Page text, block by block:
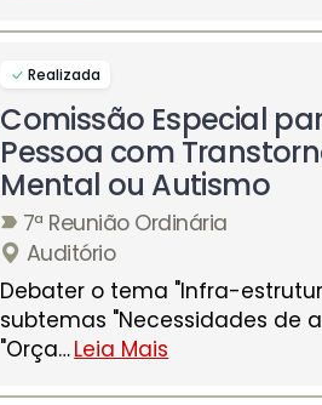
Realizada
Comissão Especial
Pessoa com
Mental ou Autismo
7ª Reunião Ordinária
Auditório
Debater o tema "Infra-
subtemas "Necessidades de
"Orça…Leia Mais